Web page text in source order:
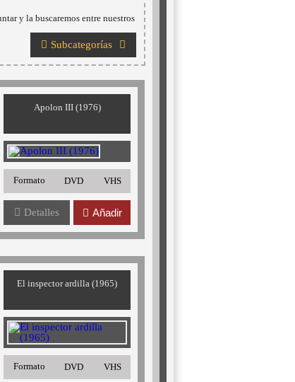
y la buscaremos entre nuestros
Subcategorías
Apolon III (1976)
Formato DVD VHS
Detalles Añadir
El inspector ardilla (1965)
Formato DVD VHS